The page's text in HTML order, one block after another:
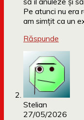
Pe atunci nu era
am simțit ca un
Răspunde
Stelian
27/05/2026